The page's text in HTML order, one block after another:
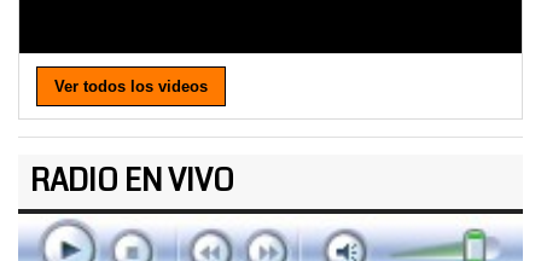
Ver todos los videos
RADIO EN VIVO